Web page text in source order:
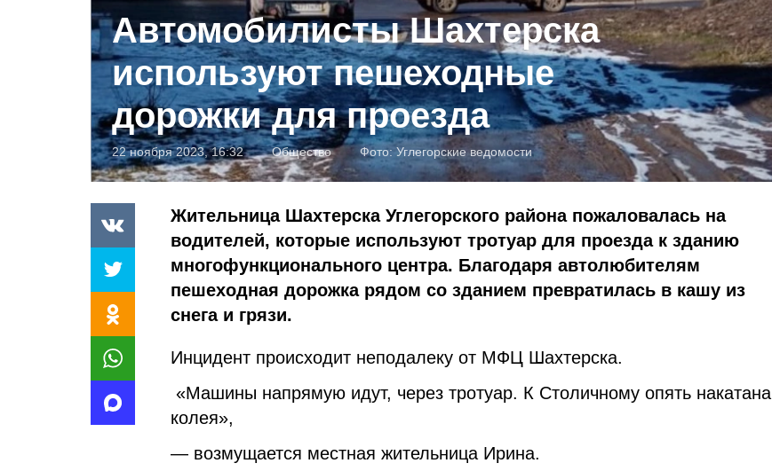
Автомобилисты Шахтерска
используют пешеходные
дорожки для проезда
22 ноября 2023, 16:32 Общество Фото: Углегорские ведомости
Жительница Шахтерска Углегорского района пожаловалась на
водителей, которые используют тротуар для проезда к зданию
многофункционального центра. Благодаря автолюбителям
пешеходная дорожка рядом со зданием превратилась в кашу из
снега и грязи.
Инцидент происходит неподалеку от МФЦ Шахтерска.
«Машины напрямую идут, через тротуар. К Столичному опять накатана
колея»,
— возмущается местная жительница Ирина.